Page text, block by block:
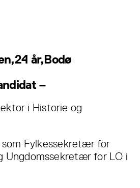
år,Bodø
–
i Historie og
Fylkessekretær for
Ungdomssekretær for LO i